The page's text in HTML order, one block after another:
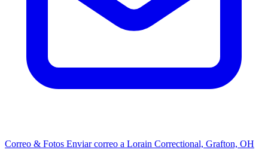
Correo & Fotos Enviar correo a Lorain Correctional, Grafton, OH